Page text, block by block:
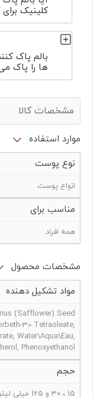
کلینیک
بالم پاک
ها را پاک
مشخصات کالا
موارد استفاده
نوع پوست
انواع پوست
مناسب برای
همه افراد
مشخصات محصول
مواد تشکیل دهنده
(Safflower) Seed
30 Tetraoleate,
Water\Aqua\Eau,
Phenoxyethanol
حجم
15 ، 30 و 125 میلی لیتر